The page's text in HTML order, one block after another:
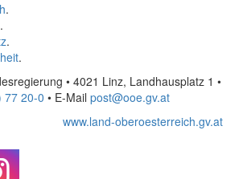
.
.
.
.
• 4021 Linz, Landhausplatz 1 •
77 20-0 • E-Mail post@ooe.gv.at
www.land-oberoesterreich.gv.at